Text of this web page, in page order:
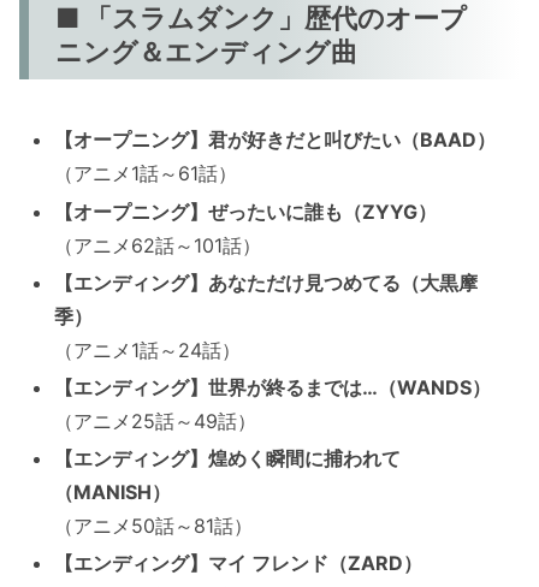
■ 「スラムダンク」歴代のオープ
ニング＆エンディング曲
【オープニング】君が好きだと叫びたい（BAAD）
（アニメ1話～61話）
【オープニング】ぜったいに誰も（ZYYG）
（アニメ62話～101話）
【エンディング】あなただけ見つめてる（大黒摩
季）
（アニメ1話～24話）
【エンディング】世界が終るまでは…（WANDS）
（アニメ25話～49話）
【エンディング】煌めく瞬間に捕われて
（MANISH）
（アニメ50話～81話）
【エンディング】マイ フレンド（ZARD）